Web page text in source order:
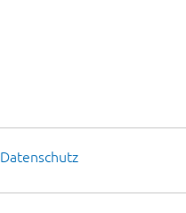
Datenschutz